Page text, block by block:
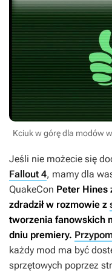
Kciuk w górę dla modów
Jeśli nie możecie się
Fallout 4, mamy dla
QuakeCon Peter Hines
zdradził w rozmowie z
tworzenia fanowskich
dniu premiery.
każdy mod ma być
sprzętowych poprzez